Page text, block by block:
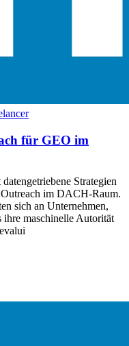
für GEO im
Strategien
im DACH-Raum.
sich an Unternehmen,
ihre maschinelle Autorität